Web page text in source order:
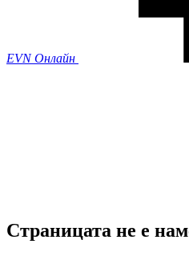
EVN Онлайн
Страницата не е